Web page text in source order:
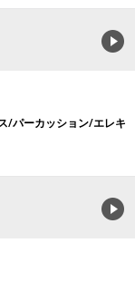
/パーカッション/エレキ